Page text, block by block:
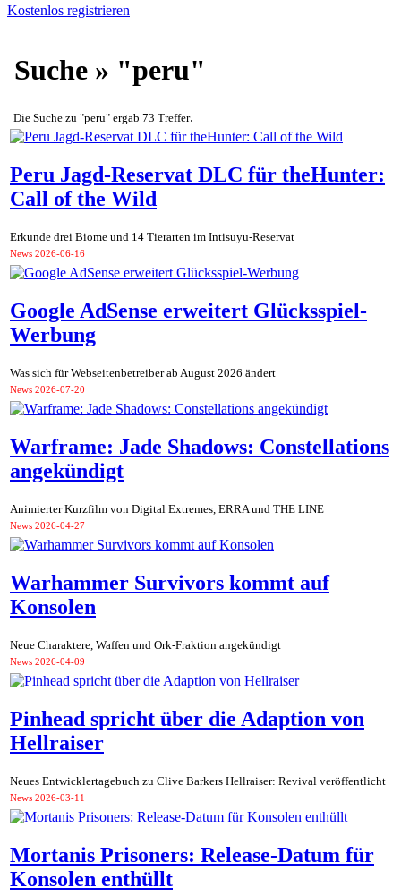
Kostenlos registrieren
Suche » "peru"
Die Suche zu "peru" ergab 73 Treffer.
Peru Jagd-Reservat DLC für theHunter:
Call of the Wild
Erkunde drei Biome und 14 Tierarten im Intisuyu-Reservat
News 2026-06-16
Google AdSense erweitert Glücksspiel-
Werbung
Was sich für Webseitenbetreiber ab August 2026 ändert
News 2026-07-20
Warframe: Jade Shadows: Constellations
angekündigt
Animierter Kurzfilm von Digital Extremes, ERRA und THE LINE
News 2026-04-27
Warhammer Survivors kommt auf
Konsolen
Neue Charaktere, Waffen und Ork-Fraktion angekündigt
News 2026-04-09
Pinhead spricht über die Adaption von
Hellraiser
Neues Entwicklertagebuch zu Clive Barkers Hellraiser: Revival veröffentlicht
News 2026-03-11
Mortanis Prisoners: Release-Datum für
Konsolen enthüllt